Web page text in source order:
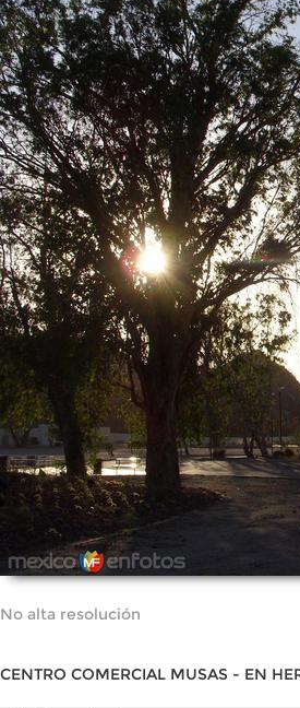
No alta resolución
CENTRO COMERCIAL MUSAS - EN